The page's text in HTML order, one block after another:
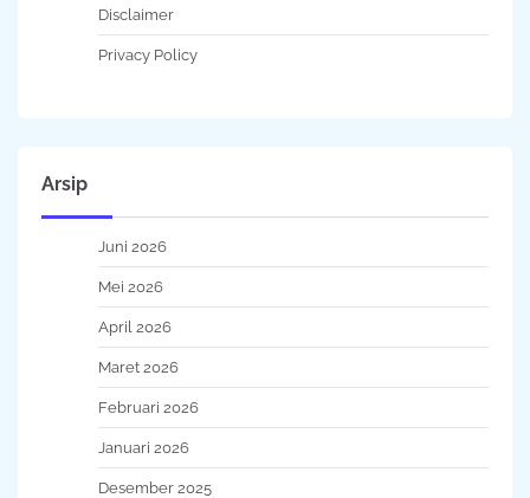
Disclaimer
Privacy Policy
Arsip
Juni 2026
Mei 2026
April 2026
Maret 2026
Februari 2026
Januari 2026
Desember 2025